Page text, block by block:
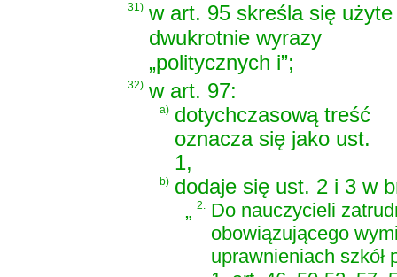
31) w art. 95 skreśla się użyte
dwukrotnie wyrazy
„politycznych i”;
32) w art. 97:
a) dotychczasową treść
oznacza się jako ust.
1,
b) dodaje się ust. 2 i 3 w
„2.
Do nauczycieli
obowiązującego
uprawnieniach